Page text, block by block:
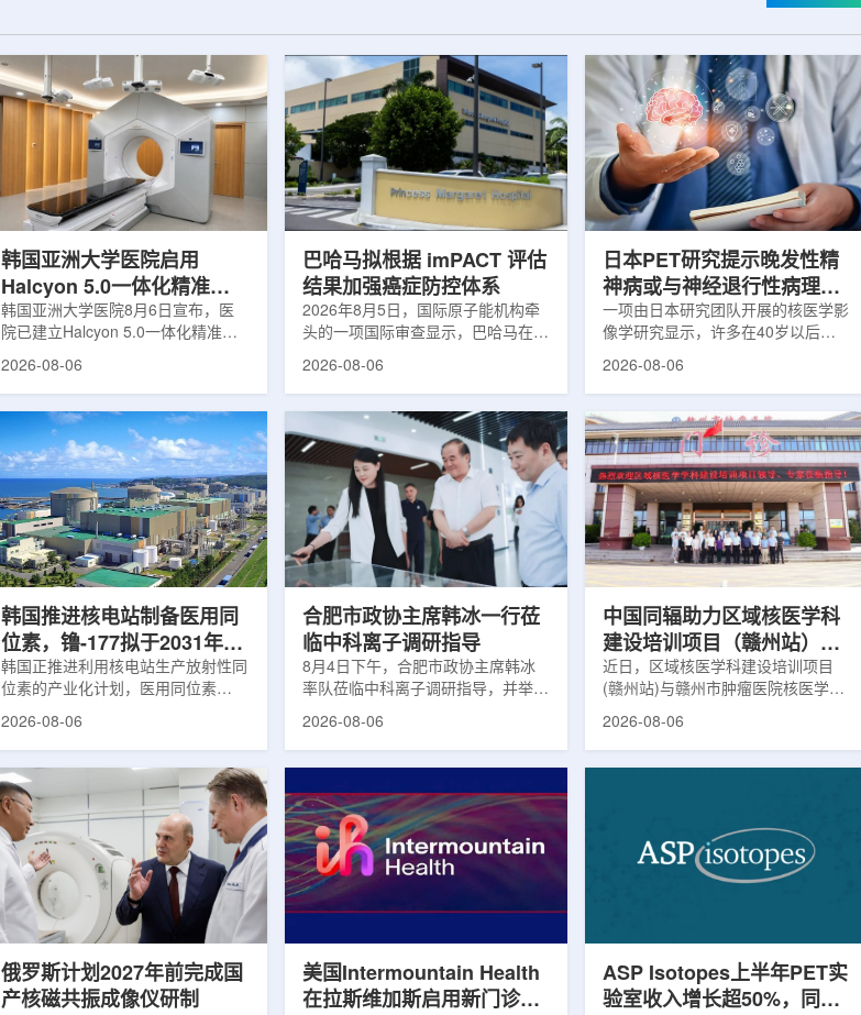
韩国亚洲大学医院启用
Halcyon 5.0一体化精准放
射治疗方案
韩国亚洲大学医院8月6日宣布，医
院已建立Halcyon 5.0一体化精准放
射治疗解决方案，并开始全面用于患
实时运动管理整合到同一治疗流程
中，用于提升图像引导放射治疗的精
准度和安全性。此次实施方案以
Halcyon系统软件5.0版本为基础，集
成高分辨率锥形束CT成像系统
HyperSight、六自由度患者定位台
Dynamic Couch，以及表面引导放
射治疗系统IDENTIFY。亚洲大学医
2026-08-06
巴哈马拟根据 imPACT 评估
结果加强癌症防控体系
2026年8月5日，国际原子能机构牵
头的一项国际审查显示，巴哈马在加
强癌症治疗服务方面具备进一步提升
治疗效果提出了路线图。巴哈马拿骚
玛格丽特公主医院(图片：Pelow
Media/Adobe Stock)这项 imPACT
评估由国际原子能机构、世界卫生组
织/泛美卫生组织和国际癌症研究机
构共同开展，应巴哈马卫生与健康部
请求进行，重点评估该国癌症防控能
力和实际需求。6月9日至11日，专
2026-08-06
日本PET研究提示晚发性精
神病或与神经退行性病理相
关
一项由日本研究团队开展的核医学影
像学研究显示，许多在40岁以后首
次出现幻觉、妄想等精神病性症状的
常沉积。研究纳入37名晚发性精神
病患者和47名年龄匹配的健康对照
者。研究人员采用淀粉样蛋白PET示
踪剂^11C-PiB，以及tau蛋白PET示
踪剂^18F-florzolotau，对受试者大
脑中的β-淀粉样蛋白和tau蛋白积累
情况进行评估。结果显示，晚发性精
2026-08-06
韩国推进核电站制备医用同
位素，镥-177拟于2031年商
业化生产
韩国正推进利用核电站生产放射性同
位素的产业化计划，医用同位素
镥-177(Lu-177)被列为首个商业化目
产，后续还可能将产品范围扩大至
钴-60、氚-3和氦-3等同位素。Lu-
177是当前全球放射性药物市场中应
用较广的治疗性放射性同位素，可用
于前列腺癌、神经内分泌肿瘤等疾病
相关放射性药物。此前，韩国所需
Lu-177完全依赖进口。由于其半衰
期约为6.6天，从生产、运输到药物
2026-08-06
合肥市政协主席韩冰一行莅
临中科离子调研指导
8月4日下午，合肥市政协主席韩冰
率队莅临中科离子调研指导，并举行
座谈交流。市人大常委会副主任雍凤
中国科学院合肥物质科学研究院副院
长宋云涛，中科离子董事长刘璐，总
经理陈永华，副总经理丁开忠、李
俊、光若怀陪同。韩冰一行详细了解
中科离子产业布局、经营情况，重点
围绕核医疗及高端装备关键技术突
2026-08-06
中国同辐助力区域核医学科
建设培训项目（赣州站）与
赣州市肿瘤医院核医学诊疗
高质量建设项目同步启动
近日，区域核医学科建设培训项目
(赣州站)与赣州市肿瘤医院核医学诊
疗高质量建设项目在赣州市肿瘤医院
任杨传盛主持。赣州市卫生健康委员
会副主任傅伟、中华医学会核医学分
会主任委员汪静、赣州市肿瘤医院党
2026-08-06
俄罗斯计划2027年前完成国
产核磁共振成像仪研制
美国Intermountain Health
在拉斯维加斯启用新门诊诊
ASP Isotopes上半年PET实
验室收入增长超50%，同位